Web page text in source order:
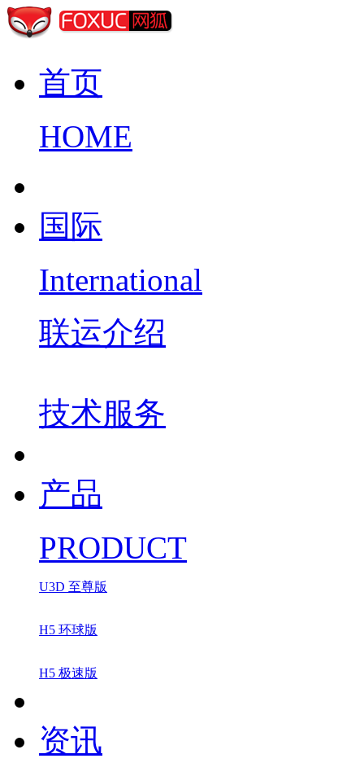
首页
HOME
国际
International
联运介绍
技术服务
产品
PRODUCT
U3D 至尊版
H5 环球版
H5 极速版
资讯